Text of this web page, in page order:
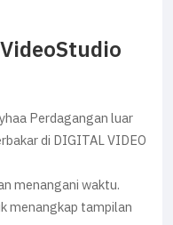
Perdagangan luar
di DIGITAL VIDEO
menangani waktu.
menangkap tampilan